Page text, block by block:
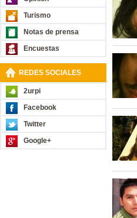
Turismo
Notas de prensa
Encuestas
REDES SOCIALES
2urpi
Facebook
Twitter
Google+